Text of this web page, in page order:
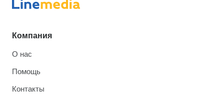
Компания
О нас
Помощь
Контакты